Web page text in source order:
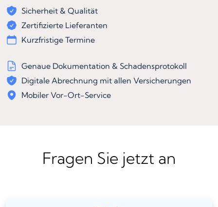
Sicherheit & Qualität
Zertifizierte Lieferanten
Kurzfristige Termine
Genaue Dokumentation & Schadensprotokoll
Digitale Abrechnung mit allen Versicherungen
Mobiler Vor-Ort-Service
Fragen Sie jetzt an